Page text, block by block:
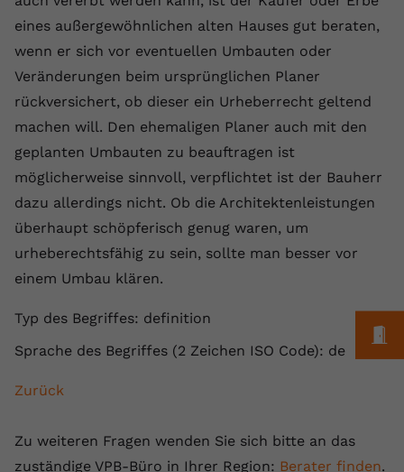
eines außergewöhnlichen alten Hauses gut beraten,
wenn er sich vor eventuellen Umbauten oder
Veränderungen beim ursprünglichen Planer
rückversichert, ob dieser ein Urheberrecht geltend
machen will. Den ehemaligen Planer auch mit den
geplanten Umbauten zu beauftragen ist
möglicherweise sinnvoll, verpflichtet ist der Bauherr
dazu allerdings nicht. Ob die Architektenleistungen
überhaupt schöpferisch genug waren, um
urheberechtsfähig zu sein, sollte man besser vor
einem Umbau klären.
Typ des Begriffes: definition
Sprache des Begriffes (2 Zeichen ISO Code): de
Zurück
Zu weiteren Fragen wenden Sie sich bitte an das
zuständige VPB-Büro in Ihrer Region: Berater finden.
Laufzeit 1 Jahr
Zweck
Dieser Wert speichert Ihre Consent-
zufällig generierte ID, für die
historische Speicherung Ihrer
vorgenommen Einstellungen, falls der
hat.
Name fe_typo_user
Anbieter VPB.de
Zweck
Speicherung von
Informationen zur Nutzung der
Website zu erfassen.
Name _gcl au
Anbieter Google Ads
Laufzeit 90 Tage
Zweck
Wird von Google Ads für das
Werbeklicks der Nutzung auf unserer
Website zuzuordnen.
Cookie-Informationen anzeigen
Externe Inhalte
Wir verwenden auf unserer Website externe Inhalte,
um Ihnen zusätzliche Informationen anzubieten.
Name vuid
Anbieter vimeo.com
Laufzeit 2 Jahre
Vimeo installiert dieses Cookie, um
Tracking-Informationen zu sammeln,
Einbetten von Videos auf der Website
Name
Laufzeit 2 Jahre
Cookie-Informationen anzeigen